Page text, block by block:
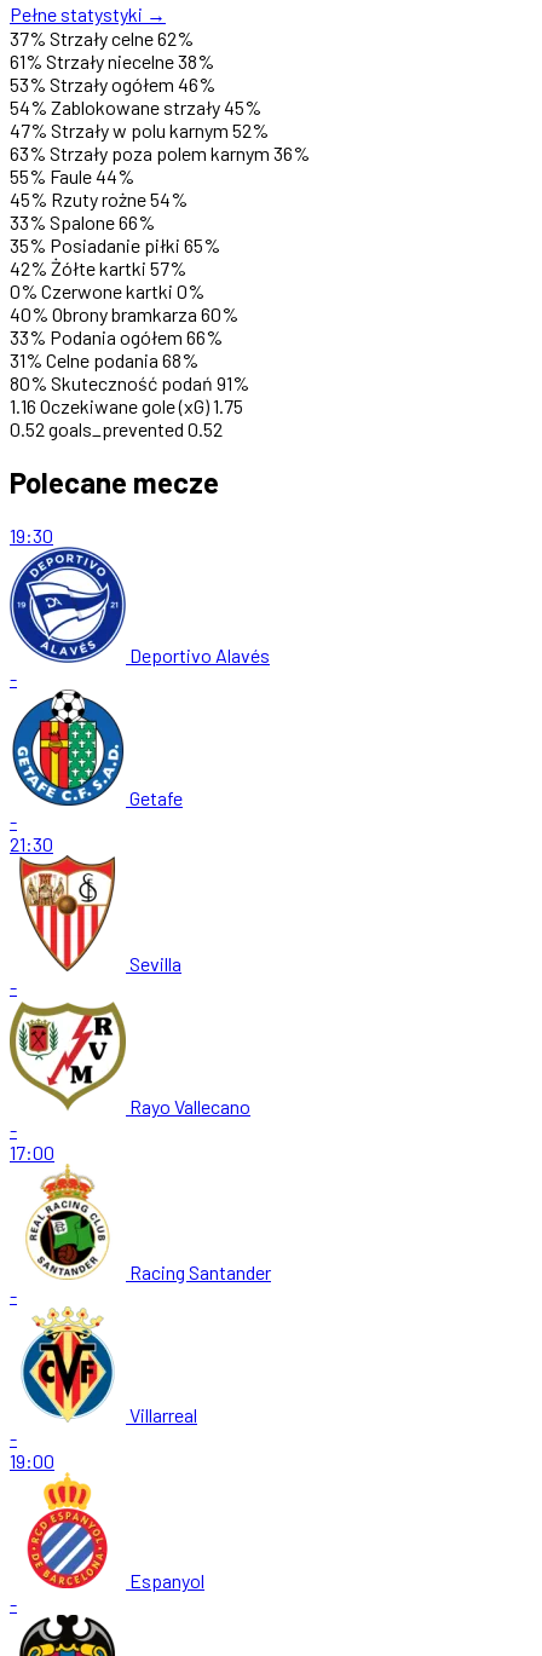
Pełne statystyki →
37% Strzały celne62%
61% Strzały niecelne38%
53% Strzały ogółem 46%
54% Zablokowane strzały45%
47% Strzały w polu karnym 52%
63% Strzały poza polem karnym 36%
55% Faule44%
45% Rzuty rożne54%
33% Spalone66%
35% Posiadanie piłki 65%
42% Żółte kartki 57%
0% Czerwone kartki 0%
40% Obrony bramkarza 60%
33% Podania ogółem 66%
31% Celne podania 68%
80% Skuteczność podań 91%
1.16 Oczekiwane gole (xG)1.75
0.52 goals_prevented 0.52
Polecane mecze
19:30
Deportivo Alavés
-
Getafe
-
21:30
Sevilla
-
Rayo Vallecano
-
17:00
Racing Santander
-
Villarreal
-
19:00
Espanyol
-